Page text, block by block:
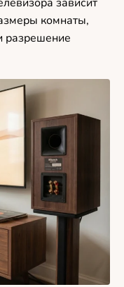
комнаты,
разрешение